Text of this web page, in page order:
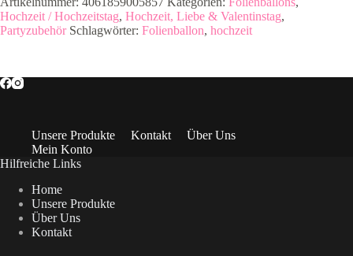
Menge
Hochzeit / Hochzeitstag, Hochzeit, Liebe & Valentinstag,
Partyzubehör Schlagwörter: Folienballon, hochzeit
Unsere Produkte Kontakt
Über Uns
Mein Konto
Hilfreiche Links
Home
Unsere Produkte
Über Uns
Kontakt